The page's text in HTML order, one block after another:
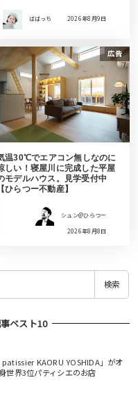
ばばっち 2026年8月9日
広告
温30℃でエアコン無しなのに
しい！寝屋川に完成した平屋
モデルハウス。見学受付中
【ひらつー不動産】
シュン@ひらつー
2026年8月8日
検索
ベスト10
KAORU YOSHIDA」がオ
世界3位パティシエのお店